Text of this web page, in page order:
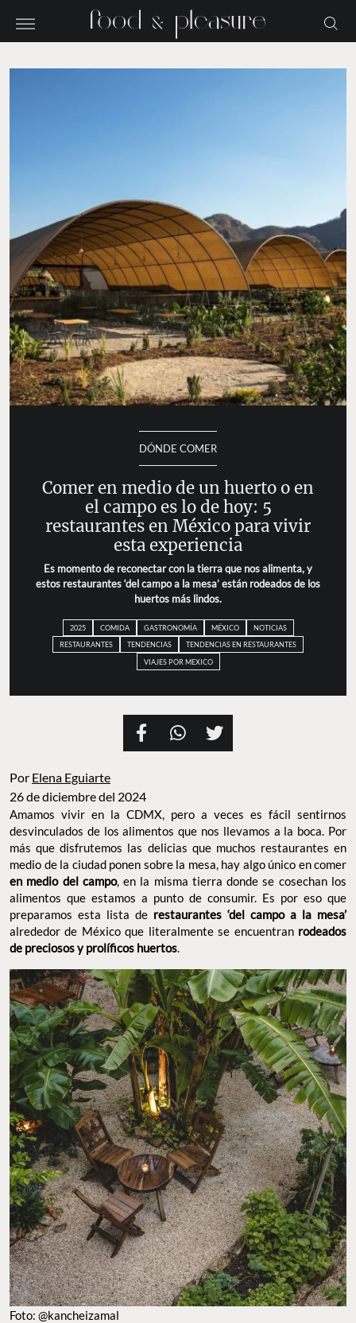
DÓNDE COMER
Comer en medio de un huerto o en
el campo es lo de hoy: 5
restaurantes en México para vivir
esta experiencia
Es momento de reconectar con la tierra que nos alimenta,
y estos restaurantes ‘del campo a la mesa’ están rodeados
de los huertos más lindos.
2025 COMIDA GASTRONOMÍA MÉXICO
NOTICIAS
RESTAURANTES
TENDENCIAS
TENDENCIAS EN RESTAURANTES
VIAJES POR MEXICO
PorElena Eguiarte
26 de diciembre del 2024
Amamos vivir en la CDMX, pero a veces es fácil sentirnos
desvinculados de los alimentos que nos llevamos a la boca. Por
más que disfrutemos las delicias que muchos restaurantes en
medio de la ciudad ponen sobre la mesa, hay algo único en comer
en medio del campo, en la misma tierra donde se cosechan los
alimentos que estamos a punto de consumir. Es por eso que
preparamos esta lista derestaurantes ‘del campo a la mesa’
de preciosos y prolíficos huertos.